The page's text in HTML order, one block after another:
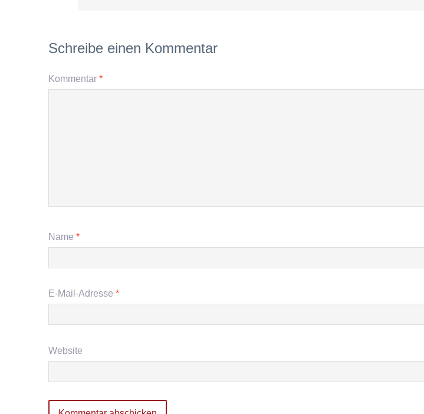
Schreibe einen Kommentar
Kommentar *
Name *
E-Mail-Adresse *
Website